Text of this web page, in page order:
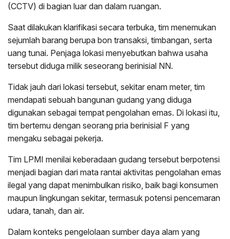
(CCTV) di bagian luar dan dalam ruangan.
Saat dilakukan klarifikasi secara terbuka, tim menemukan
sejumlah barang berupa bon transaksi, timbangan, serta
uang tunai. Penjaga lokasi menyebutkan bahwa usaha
tersebut diduga milik seseorang berinisial NN.
Tidak jauh dari lokasi tersebut, sekitar enam meter, tim
mendapati sebuah bangunan gudang yang diduga
digunakan sebagai tempat pengolahan emas. Di lokasi itu,
tim bertemu dengan seorang pria berinisial F yang
mengaku sebagai pekerja.
Tim LPMI menilai keberadaan gudang tersebut berpotensi
menjadi bagian dari mata rantai aktivitas pengolahan emas
ilegal yang dapat menimbulkan risiko, baik bagi konsumen
maupun lingkungan sekitar, termasuk potensi pencemaran
udara, tanah, dan air.
Dalam konteks pengelolaan sumber daya alam yang